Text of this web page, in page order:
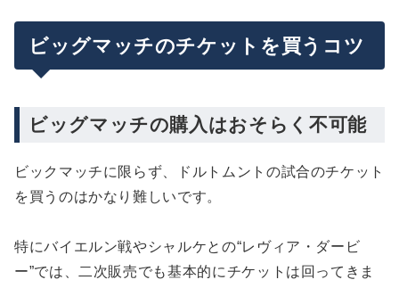
ビッグマッチのチケットを買うコツ
ビッグマッチの購入はおそらく不可能
ビックマッチに限らず、ドルトムントの試合のチケット
を買うのはかなり難しいです。
特にバイエルン戦やシャルケとの“レヴィア・ダービ
ー”では、二次販売でも基本的にチケットは回ってきま